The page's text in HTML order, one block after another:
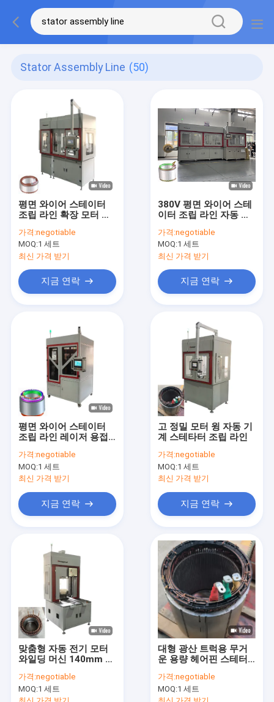
Stator Assembly Line (50)
평면 와이어 스테이터
조립 라인 확장 모터 윙
가격:negotiable
MOQ:1 세트
최신 가격 받기
지금 연락
380V 평면 와이어 스테
이터 조립 라인 자동 헤
가격:negotiable
MOQ:1 세트
최신 가격 받기
지금 연락
평면 와이어 스테이터
조립 라인 레이저 용접
가격:negotiable
MOQ:1 세트
최신 가격 받기
지금 연락
고 정밀 모터 윙 자동 기
계 스테타터 조립 라인
가격:negotiable
MOQ:1 세트
최신 가격 받기
지금 연락
맞춤형 자동 전기 모터
와일딩 머신 140mm 스
가격:negotiable
MOQ:1 세트
대형 광산 트럭용 무거
운 용량 헤어핀 스테터
가격:negotiable
MOQ:1 세트